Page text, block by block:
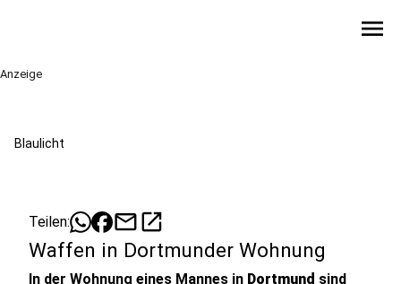
menu
Anzeige
Blaulicht
Teilen: mailopen_in_new
Waffen in Dortmunder Wohnung
In der Wohnung eines Mannes in Dortmund sind